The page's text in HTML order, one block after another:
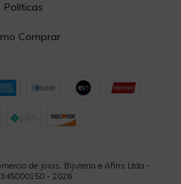
Políticas
Comprar
de Joias, Bijuteria e Afins Ltda -
- 2026